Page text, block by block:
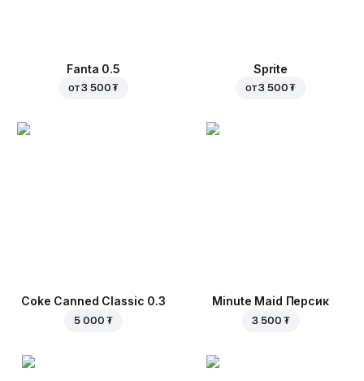
Fanta 0.5
от3 500 ₮
Sprite
от3 500 ₮
Coke Canned Classic 0.3
5 000 ₮
Minute Maid Персик
3 500 ₮